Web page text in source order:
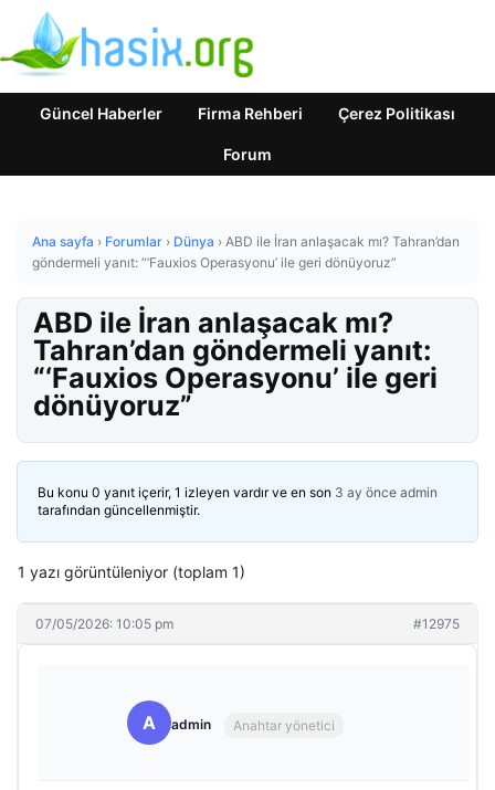
Güncel Haberler Firma Rehberi Çerez Politikası
Forum
Ana sayfa › Forumlar › Dünya › ABD ile İran anlaşacak mı? Tahran’dan
göndermeli yanıt: “‘Fauxios Operasyonu’ ile geri dönüyoruz”
ABD ile İran anlaşacak mı?
Tahran’dan göndermeli yanıt:
“‘Fauxios Operasyonu’ ile geri
dönüyoruz”
Bu konu 0 yanıt içerir, 1 izleyen vardır ve en son 3 ay önce admin
tarafından güncellenmiştir.
1 yazı görüntüleniyor (toplam 1)
07/05/2026: 10:05 pm #12975
A admin Anahtar yönetici